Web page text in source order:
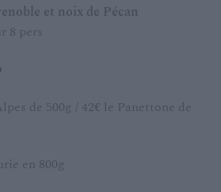
et noix de Pécan
8 pers
de 500g / 42€ le Panettone de
en 800g